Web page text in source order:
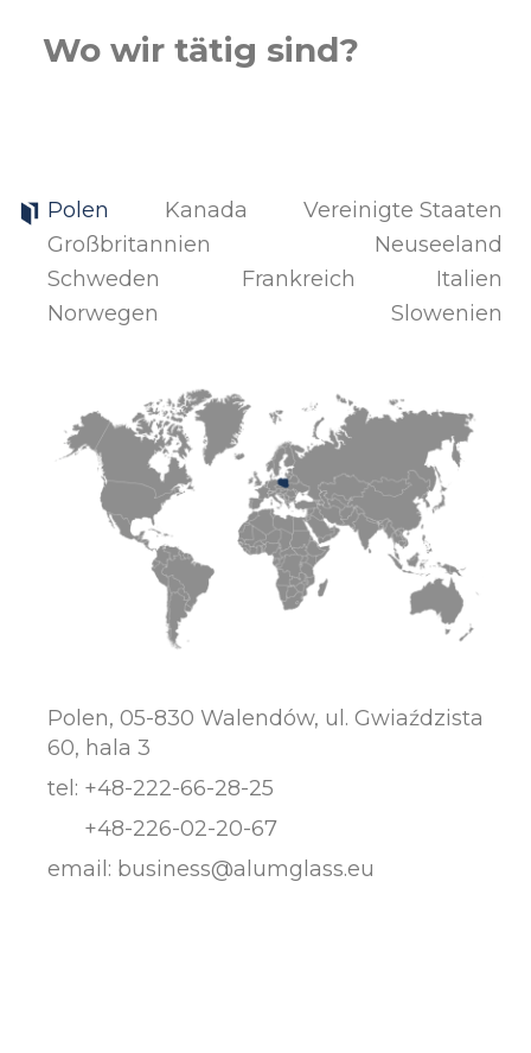
Wo wir tätig sind?
Polen Kanada
Vereinigte Staaten
Großbritannien
Neuseeland
Schweden
Frankreich
Italien
Norwegen
Slowenien
Polen, 05-830 Walendów, ul. Gwiaździsta
60, hala 3
tel: +48-222-66-28-25
+48-226-02-20-67
email: business@alumglass.eu